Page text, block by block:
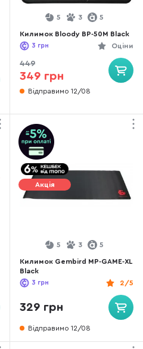
5 3 5
Килимок Bloody BP-50M Black
Оціни
3 грн
449
349 грн
Відправимо 12/08
Акція
5 3 5
Килимок Gembird MP-GAME-XL
Black
2/5
3 грн
329 грн
Відправимо 12/08